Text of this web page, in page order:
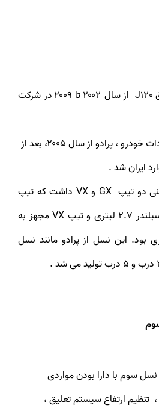
نسل سوم پرادو با کد اتاق J120 از سال ۲۰۰۲ تا ۲۰۰۹ در شرکت
اما به دلیل ممنوعیت واردات خودرو ، پرادو از سال ۲۰۰۵، بعد از
ایران شد .
نسل سوم پرادو از نظر فنی دو تیپ GX و VX داشت که تیپ
GX مجهز به پیشرانه 4 سیلندر ۲.۷ لیتری و تیپ VX مجهز به
۶ سیلندر ۴ لیتری بود. این نسل از پرادو مانند نسل
پرادو نسل سوم با دارا بودن مواردی
ارتفاع سیستم تعلیق ،